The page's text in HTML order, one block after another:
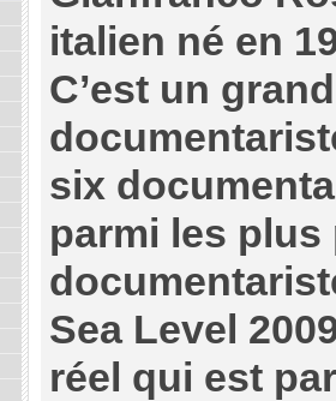
italien né en
C’est un
six
parmi les plus
Sea Level
réel qui est